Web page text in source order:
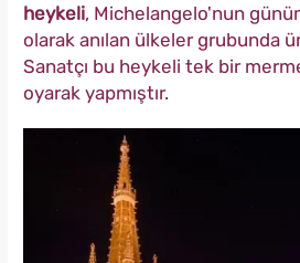
heykeli, Michelangelo'nun
olarak anılan ülkeler grubunda
Sanatçı bu heykeli tek bir
oyarak yapmıştır.